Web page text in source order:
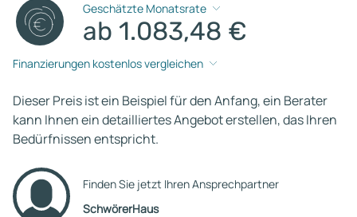
Geschätzte Monatsrate
ab 1.083,48 €
Finanzierungen kostenlos vergleichen
Dieser Preis ist ein Beispiel für den Anfang, ein Berater
kann Ihnen ein detailliertes Angebot erstellen, das Ihren
Bedürfnissen entspricht.
Finden Sie jetzt Ihren Ansprechpartner
SchwörerHaus